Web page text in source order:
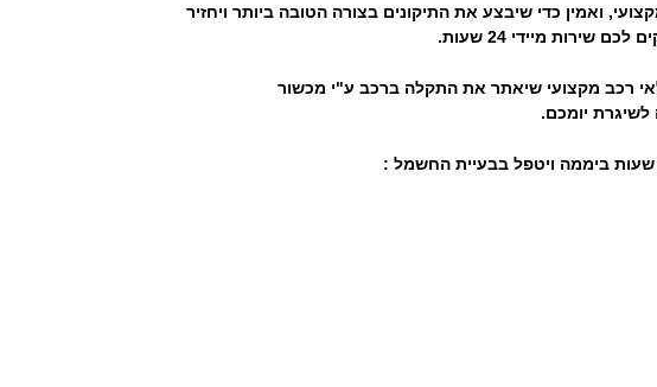
ואמין כדי שיבצע את התיקונים בצורה הטובה ביותר ויחזיר
לכם שירות מיידי 24 שעות.
רכב מקצועי שיאתר את התקלה ברכב ע"י מכשור
יומכם.